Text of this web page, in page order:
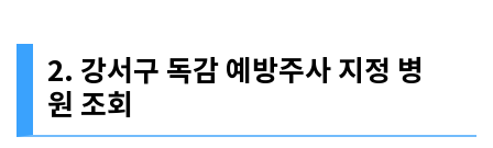
2. 강서구 독감 예방주사 지정 병
원 조회